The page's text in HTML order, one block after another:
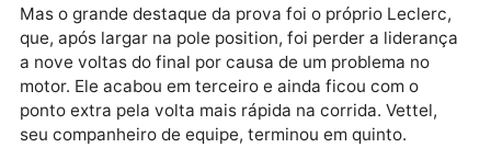
Sebastian Vettel e uma falha no motor do
Charles Leclerc, também da Ferrari.
Publicidade